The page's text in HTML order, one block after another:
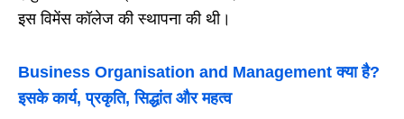
इस विमेंस कॉलेज की स्थापना की थी।
Business Organisation and Management क्या है?
इसके कार्य, प्रकृति, सिद्धांत और महत्व